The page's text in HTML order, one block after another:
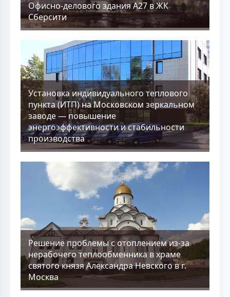
Офисно-делового здания А27 в ЖК
Сберсити
Установка индивидуального теплового
пункта (ИТП) на Московском зеркальном
заводе — повышение
энергоэффективности и стабильности
производства
Решение проблемы с отоплением из-за
нерабочего теплообменника в храме
святого князя Александра Невского в г.
Москва